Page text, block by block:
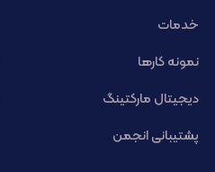
خدمات
نمونه کارها
دیجیتال مارکتینگ
پشتیبانی انجمن